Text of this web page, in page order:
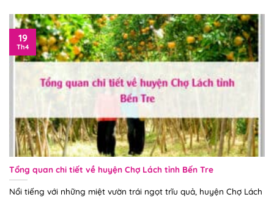
Tổng quan chi tiết về huyện Chợ Lách tỉnh Bến Tre
Nổi tiếng với những miệt vườn trái ngọt trĩu quả, huyện Chợ Lách
19
Th4